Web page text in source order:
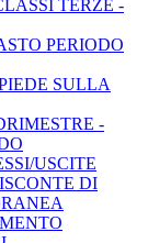
TERZE -
PERIODO
SULLA
-
USCITE
DI